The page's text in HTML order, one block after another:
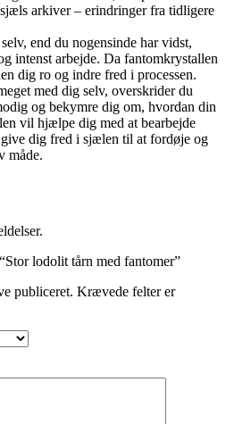
arkiver – erindringer fra tidligere
end du nogensinde har vidst,
intenst arbejde. Da fantomkrystallen
dig ro og indre fred i processen.
med dig selv, overskrider du
og bekymre dig om, hvordan din
vil hjælpe dig med at bearbejde
dig fred i sjælen til at fordøje og
måde.
lodolit tårn med fantomer”
publiceret. Krævede felter er